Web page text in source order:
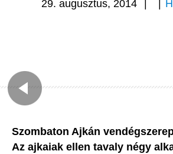
29. augusztus, 2014
Szombaton Ajkán
Az ajkaiak ellen tavaly négy